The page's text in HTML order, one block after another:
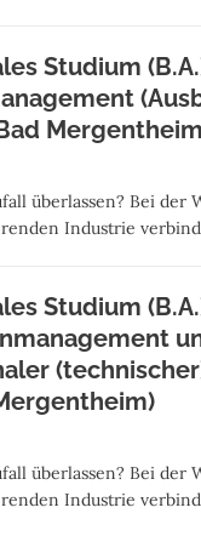
Studium
überlassen? Bei der
Industrie
Studium
überlassen? Bei der
Industrie